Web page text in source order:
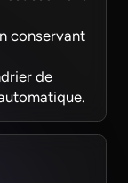
conservant
de